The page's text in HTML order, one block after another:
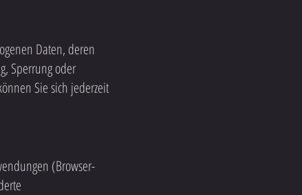
Daten, deren
Sperrung oder
Sie sich jederzeit
(Browser-